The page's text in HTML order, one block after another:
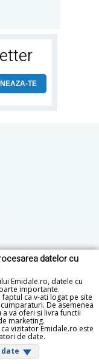
datelor cu
Emidale.ro, datele cu
importante.
ca v-ati logat pe site
De asemenea
va oferi si livra functii
marketing.
vizitator Emidale.ro este
de date.
TE